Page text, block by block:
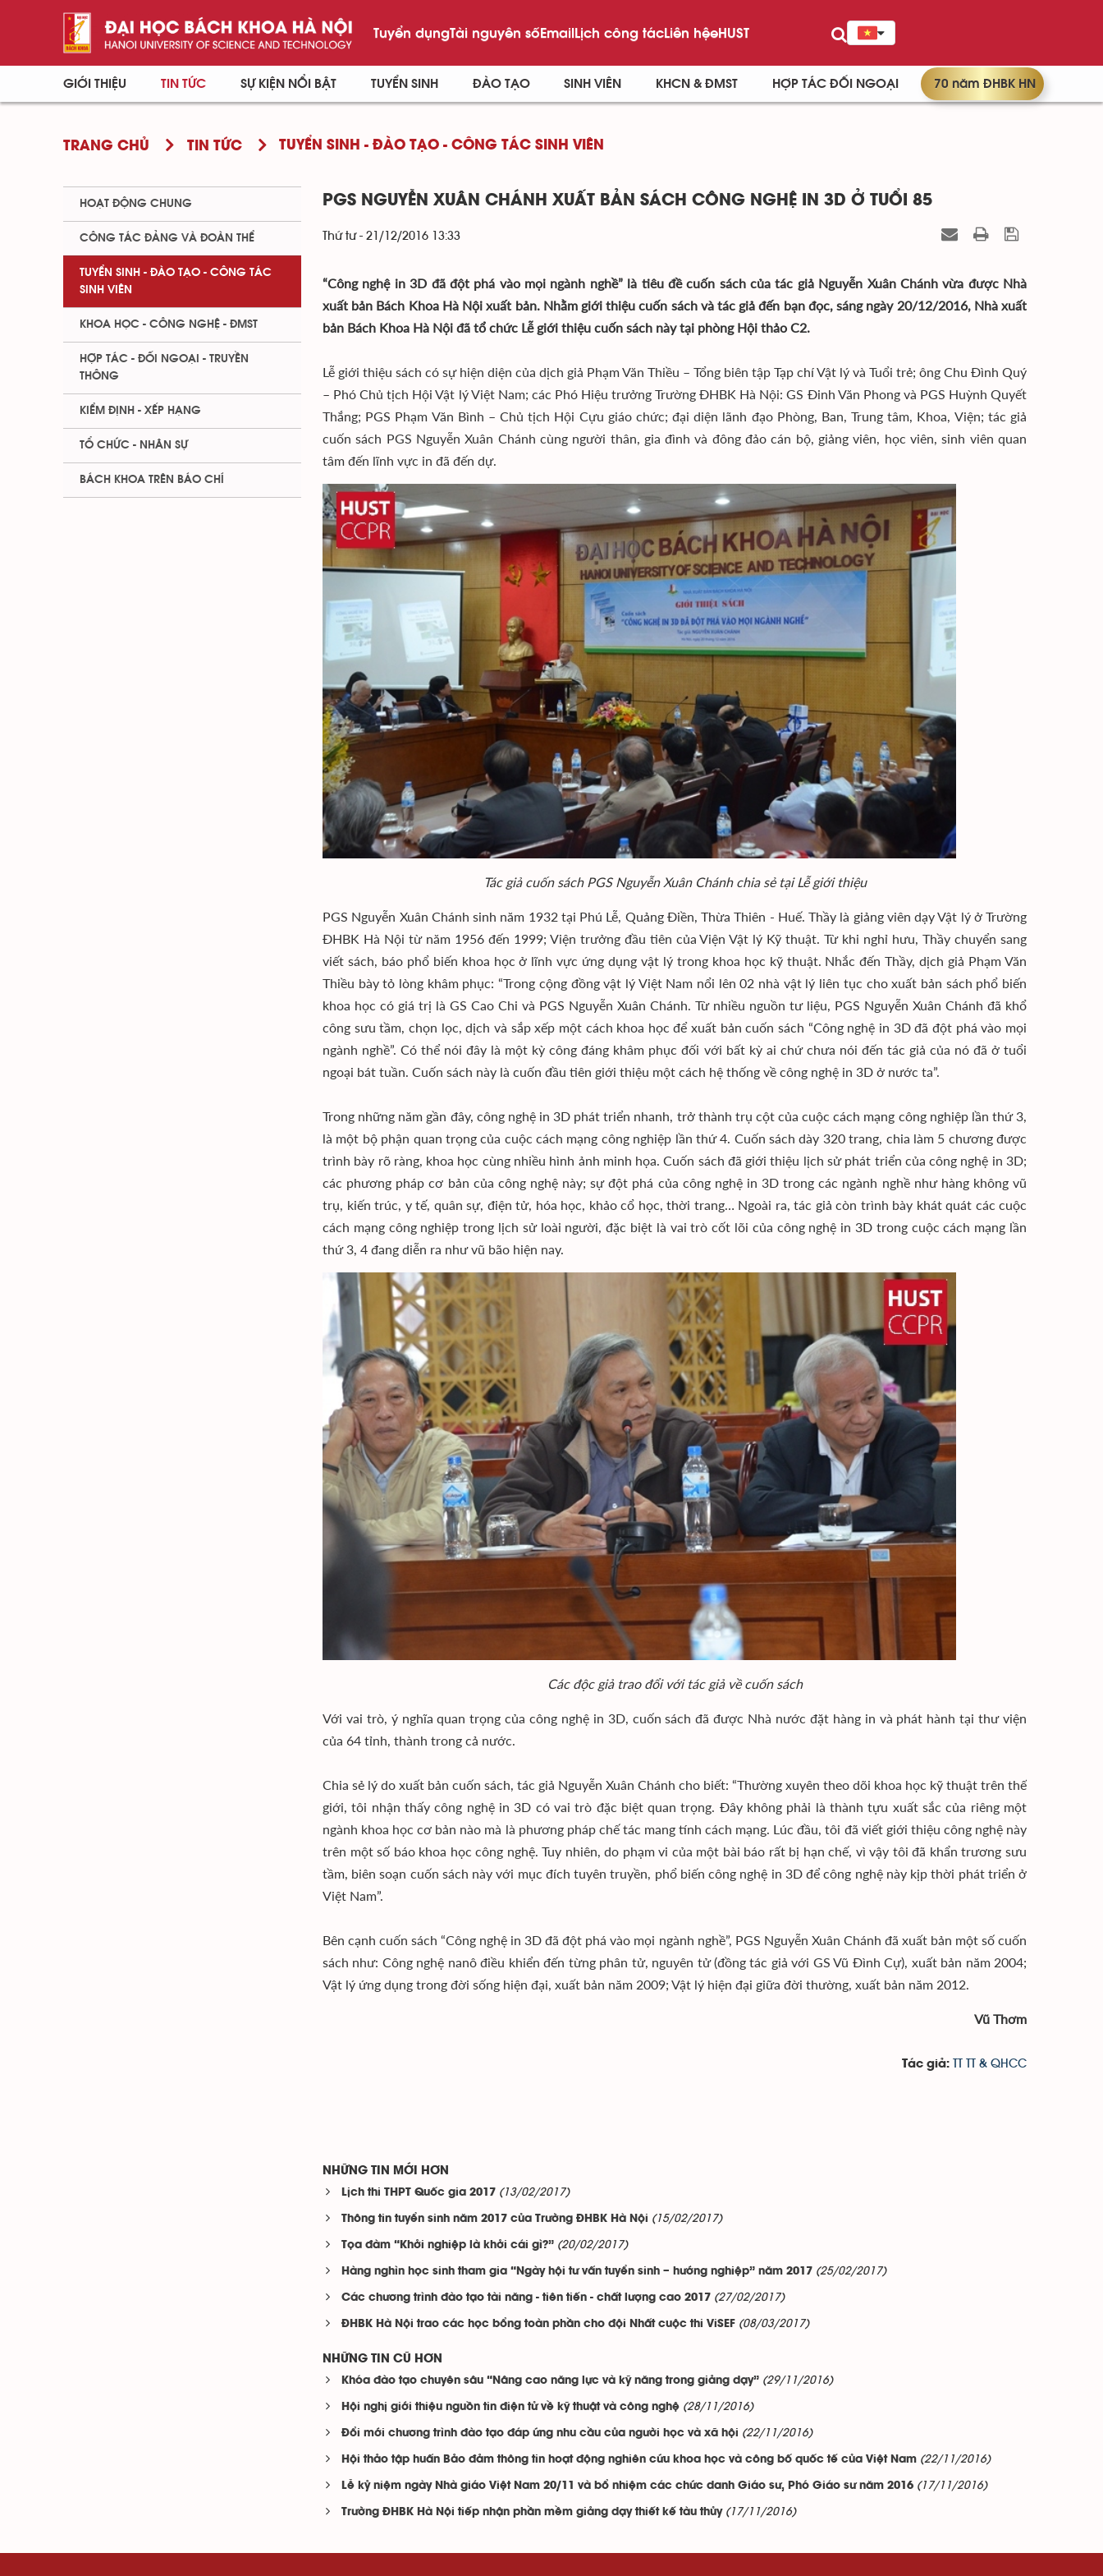
Tuyển dụngTài nguyên sốEmailLịch công tácLiên hệeHUST
GIỚI THIỆU TIN TỨC SỰ KIỆN NỔI BẬT TUYỂN SINH ĐÀO TẠO SINH VIÊN KHCN & ĐMST HỢP TÁC ĐỐI NGOẠI 70 năm ĐHBK HN
TRANG CHỦ TIN TỨC TUYỂN SINH - ĐÀO TẠO - CÔNG TÁC SINH VIÊN
PGS NGUYỄN XUÂN CHÁNH XUẤT BẢN SÁCH CÔNG NGHỆ IN 3D Ở TUỔI 85
Thứ tư - 21/12/2016 13:33
“Công nghệ in 3D đã đột phá vào mọi ngành nghề” là tiêu đề cuốn sách của tác giả Nguyễn Xuân Chánh vừa được Nhà
xuất bản Bách Khoa Hà Nội xuất bản. Nhằm giới thiệu cuốn sách và tác giả đến bạn đọc, sáng ngày 20/12/2016, Nhà xuất
bản Bách Khoa Hà Nội đã tổ chức Lễ giới thiệu cuốn sách này tại phòng Hội thảo C2.
Lễ giới thiệu sách có sự hiện diện của dịch giả Phạm Văn Thiều – Tổng biên tập Tạp chí Vật lý và Tuổi trẻ; ông Chu Đình Quý
– Phó Chủ tịch Hội Vật lý Việt Nam; các Phó Hiệu trưởng Trường ĐHBK Hà Nội: GS Đinh Văn Phong và PGS Huỳnh Quyết
Thắng; PGS Phạm Văn Bình – Chủ tịch Hội Cựu giáo chức; đại diện lãnh đạo Phòng, Ban, Trung tâm, Khoa, Viện; tác giả
cuốn sách PGS Nguyễn Xuân Chánh cùng người thân, gia đình và đông đảo cán bộ, giảng viên, học viên, sinh viên quan
tâm đến lĩnh vực in đã đến dự.
Tác giả cuốn sách PGS Nguyễn Xuân Chánh chia sẻ tại Lễ giới thiệu
PGS Nguyễn Xuân Chánh sinh năm 1932 tại Phú Lễ, Quảng Điền, Thừa Thiên - Huế. Thầy là giảng viên dạy Vật lý ở Trường
ĐHBK Hà Nội từ năm 1956 đến 1999; Viện trưởng đầu tiên của Viện Vật lý Kỹ thuật. Từ khi nghỉ hưu, Thầy chuyển sang
viết sách, báo phổ biến khoa học ở lĩnh vực ứng dụng vật lý trong khoa học kỹ thuật. Nhắc đến Thầy, dịch giả Phạm Văn
Thiều bày tỏ lòng khâm phục: “Trong cộng đồng vật lý Việt Nam nổi lên 02 nhà vật lý liên tục cho xuất bản sách phổ biến
khoa học có giá trị là GS Cao Chi và PGS Nguyễn Xuân Chánh. Từ nhiều nguồn tư liệu, PGS Nguyễn Xuân Chánh đã khổ
công sưu tầm, chọn lọc, dịch và sắp xếp một cách khoa học để xuất bản cuốn sách “Công nghệ in 3D đã đột phá vào mọi
ngành nghề”. Có thể nói đây là một kỳ công đáng khâm phục đối với bất kỳ ai chứ chưa nói đến tác giả của nó đã ở tuổi
ngoại bát tuần. Cuốn sách này là cuốn đầu tiên giới thiệu một cách hệ thống về công nghệ in 3D ở nước ta”.
Trong những năm gần đây, công nghệ in 3D phát triển nhanh, trở thành trụ cột của cuộc cách mạng công nghiệp lần thứ 3,
là một bộ phận quan trọng của cuộc cách mạng công nghiệp lần thứ 4. Cuốn sách dày 320 trang, chia làm 5 chương được
trình bày rõ ràng, khoa học cùng nhiều hình ảnh minh họa. Cuốn sách đã giới thiệu lịch sử phát triển của công nghệ in 3D;
các phương pháp cơ bản của công nghệ này; sự đột phá của công nghệ in 3D trong các ngành nghề như hàng không vũ
trụ, kiến trúc, y tế, quân sự, điện tử, hóa học, khảo cổ học, thời trang… Ngoài ra, tác giả còn trình bày khát quát các cuộc
cách mạng công nghiệp trong lịch sử loài người, đặc biệt là vai trò cốt lõi của công nghệ in 3D trong cuộc cách mạng lần
thứ 3, 4 đang diễn ra như vũ bão hiện nay.
Các độc giả trao đổi với tác giả về cuốn sách
Với vai trò, ý nghĩa quan trọng của công nghệ in 3D, cuốn sách đã được Nhà nước đặt hàng in và phát hành tại thư viện
của 64 tỉnh, thành trong cả nước.
Chia sẻ lý do xuất bản cuốn sách, tác giả Nguyễn Xuân Chánh cho biết: “Thường xuyên theo dõi khoa học kỹ thuật trên thế
giới, tôi nhận thấy công nghệ in 3D có vai trò đặc biệt quan trọng. Đây không phải là thành tựu xuất sắc của riêng một
ngành khoa học cơ bản nào mà là phương pháp chế tác mang tính cách mạng. Lúc đầu, tôi đã viết giới thiệu công nghệ này
trên một số báo khoa học công nghệ. Tuy nhiên, do phạm vi của một bài báo rất bị hạn chế, vì vậy tôi đã khẩn trương sưu
tầm, biên soạn cuốn sách này với mục đích tuyên truyền, phổ biến công nghệ in 3D để công nghệ này kịp thời phát triển ở
Việt Nam”.
Bên cạnh cuốn sách “Công nghệ in 3D đã đột phá vào mọi ngành nghề”, PGS Nguyễn Xuân Chánh đã xuất bản một số cuốn
sách như: Công nghệ nanô điều khiển đến từng phân tử, nguyên tử (đồng tác giả với GS Vũ Đình Cự), xuất bản năm 2004;
Vật lý ứng dụng trong đời sống hiện đại, xuất bản năm 2009; Vật lý hiện đại giữa đời thường, xuất bản năm 2012.
Vũ Thơm
Tác giả: TT TT & QHCC
NHỮNG TIN MỚI HƠN
Lịch thi THPT Quốc gia 2017 (13/02/2017)
Thông tin tuyển sinh năm 2017 của Trường ĐHBK Hà Nội (15/02/2017)
Tọa đàm “Khởi nghiệp là khởi cái gì?” (20/02/2017)
Hàng nghìn học sinh tham gia “Ngày hội tư vấn tuyển sinh – hướng nghiệp” năm 2017 (25/02/2017)
Các chương trình đào tạo tài năng - tiên tiến - chất lượng cao 2017 (27/02/2017)
ĐHBK Hà Nội trao các học bổng toàn phần cho đội Nhất cuộc thi ViSEF (08/03/2017)
NHỮNG TIN CŨ HƠN
Khóa đào tạo chuyên sâu “Nâng cao năng lực và kỹ năng trong giảng dạy” (29/11/2016)
Hội nghị giới thiệu nguồn tin điện tử về kỹ thuật và công nghệ (28/11/2016)
Đổi mới chương trình đào tạo đáp ứng nhu cầu của người học và xã hội (22/11/2016)
Hội thảo tập huấn Bảo đảm thông tin hoạt động nghiên cứu khoa học và công bố quốc tế của Việt Nam (22/11/2016)
Lễ kỷ niệm ngày Nhà giáo Việt Nam 20/11 và bổ nhiệm các chức danh Giáo sư, Phó Giáo sư năm 2016 (17/11/2016)
Trường ĐHBK Hà Nội tiếp nhận phần mềm giảng dạy thiết kế tàu thủy (17/11/2016)
HOẠT ĐỘNG CHUNG
CÔNG TÁC ĐẢNG VÀ ĐOÀN THỂ
TUYỂN SINH - ĐÀO TẠO - CÔNG TÁC
SINH VIÊN
KHOA HỌC - CÔNG NGHỆ - ĐMST
HỢP TÁC - ĐỐI NGOẠI - TRUYỀN
THÔNG
KIỂM ĐỊNH - XẾP HẠNG
TỔ CHỨC - NHÂN SỰ
BÁCH KHOA TRÊN BÁO CHÍ